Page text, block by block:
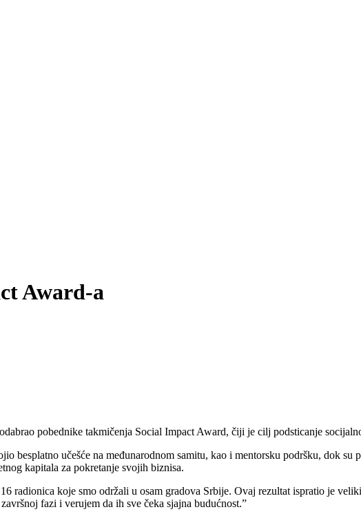
Award-a
pobednike takmičenja Social Impact Award, čiji je cilj podsticanje
besplatno učešće na međunarodnom samitu, kao i mentorsku podršku, dok su
kapitala za pokretanje svojih biznisa.
radionica koje smo održali u osam gradova Srbije. Ovaj rezultat ispratio je
fazi i verujem da ih sve čeka sjajna budućnost.”